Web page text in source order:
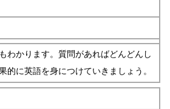
わかります。質問があればどんどんし
的に英語を身につけていきましょう。